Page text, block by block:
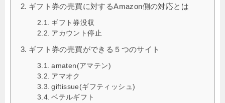
ギフト券の売買に対するAmazon側の対応とは
ギフト券没収
アカウント停止
ギフト券の売買ができる５つのサイト
amaten(アマテン)
アマオク
giftissue(ギフティッシュ)
ベテルギフト